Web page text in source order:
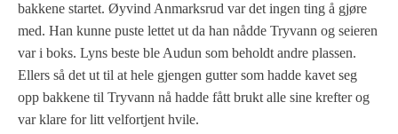
bakkene startet. Øyvind Anmarksrud var det ingen ting å gjøre
med. Han kunne puste lettet ut da han nådde Tryvann og seieren
var i boks. Lyns beste ble Audun som beholdt andre plassen.
Ellers så det ut til at hele gjengen gutter som hadde kavet seg
opp bakkene til Tryvann nå hadde fått brukt alle sine krefter og
var klare for litt velfortjent hvile.